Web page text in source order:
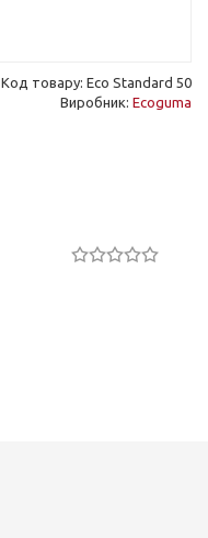
Код товару: Eco Standard 50
Виробник: Ecoguma